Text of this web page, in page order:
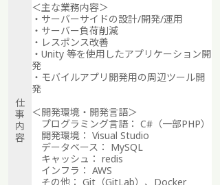
仕
事
内
容
＜主な業務内容＞
・サーバーサイドの設計/開発/運用
・サーバー負荷削減
・レスポンス改善
・Unity 等を使用したアプリケーション開
発
・モバイルアプリ開発用の周辺ツール開
発
＜開発環境・開発言語＞
プログラミング言語： C#（一部PHP）
開発環境： Visual Studio
データベース： MySQL
キャッシュ： redis
インフラ： AWS
その他： Git（GitLab）、Docker